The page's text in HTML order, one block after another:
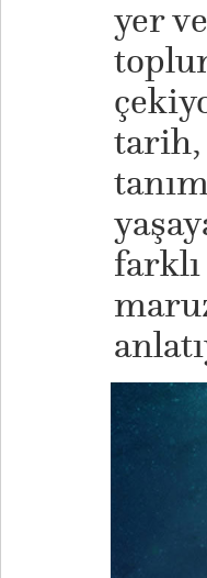
yer
tarih,